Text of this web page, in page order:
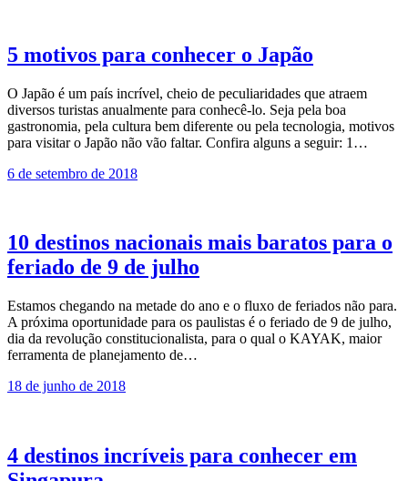
5 motivos para conhecer o Japão
O Japão é um país incrível, cheio de peculiaridades que atraem
diversos turistas anualmente para conhecê-lo. Seja pela boa
gastronomia, pela cultura bem diferente ou pela tecnologia, motivos
para visitar o Japão não vão faltar. Confira alguns a seguir: 1…
6 de setembro de 2018
10 destinos nacionais mais baratos para o
feriado de 9 de julho
Estamos chegando na metade do ano e o fluxo de feriados não para.
A próxima oportunidade para os paulistas é o feriado de 9 de julho,
dia da revolução constitucionalista, para o qual o KAYAK, maior
ferramenta de planejamento de…
18 de junho de 2018
4 destinos incríveis para conhecer em